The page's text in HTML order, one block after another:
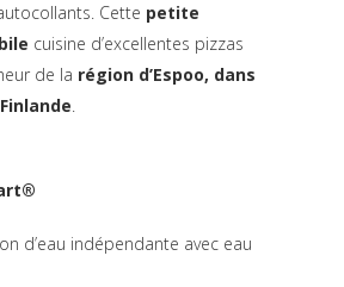
Cette petite
cuisine d’excellentes pizzas
de la région d’Espoo, dans
.
d’eau indépendante avec eau